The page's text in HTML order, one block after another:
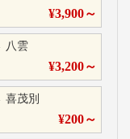
¥3,900～
八雲
¥3,200～
喜茂別
¥200～